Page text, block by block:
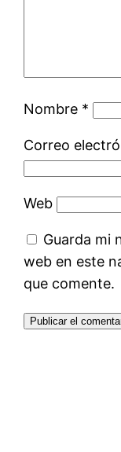
Nombre *
Correo
Web
Guarda mi
web en este
que comente.